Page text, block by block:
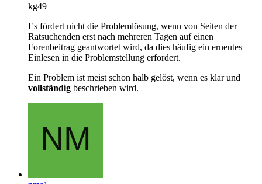
kg49
Es fördert nicht die Problemlösung, wenn von Seiten der
Ratsuchenden erst nach mehreren Tagen auf einen
Forenbeitrag geantwortet wird, da dies häufig ein erneutes
Einlesen in die Problemstellung erfordert.
Ein Problem ist meist schon halb gelöst, wenn es klar und
vollständig beschrieben wird.